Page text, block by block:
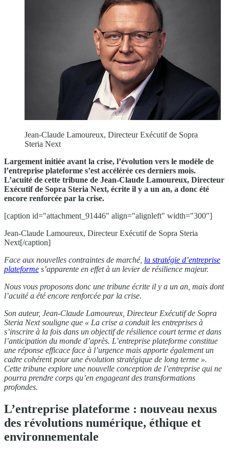
Jean-Claude Lamoureux, Directeur Exécutif de Sopra
Steria Next
Largement initiée avant la crise, l’évolution vers le modèle de
l’entreprise plateforme s’est accélérée ces derniers mois.
L’acuité de cette tribune de Jean-Claude Lamoureux, Directeur
Exécutif de Sopra Steria Next, écrite il y a un an, a donc été
encore renforcée par la crise.
[caption id="attachment_91446" align="alignleft" width="300"]
Jean-Claude Lamoureux, Directeur Exécutif de Sopra Steria
Next[/caption]
Face aux nouvelles contraintes de marché, la stratégie d’entreprise
plateforme s’apparente en effet à un levier de résilience majeur.
Nous vous proposons donc une tribune écrite il y a un an, mais dont
l’acuité a été encore renforcée par la crise.
Son auteur, Jean-Claude Lamoureux, Directeur Exécutif de Sopra
Steria Next souligne que « La crise a conduit les entreprises à
s’inscrire à la fois dans un objectif de résilience court terme et dans
l’anticipation du monde d’après. L’entreprise plateforme constitue
une réponse efficace face à l’urgence mais apporte également un
cadre cohérent pour une évolution stratégique de long terme ».
Cette tribune explore une nouvelle conception de l’entreprise qui ne
pourra prendre corps qu’en engageant des transformations
profondes.
L’entreprise plateforme : nouveau nexus
des révolutions numérique, éthique et
environnementale